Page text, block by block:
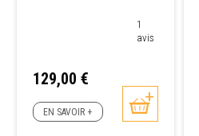
1
avis
Prix
129,00 €
EN SAVOIR +